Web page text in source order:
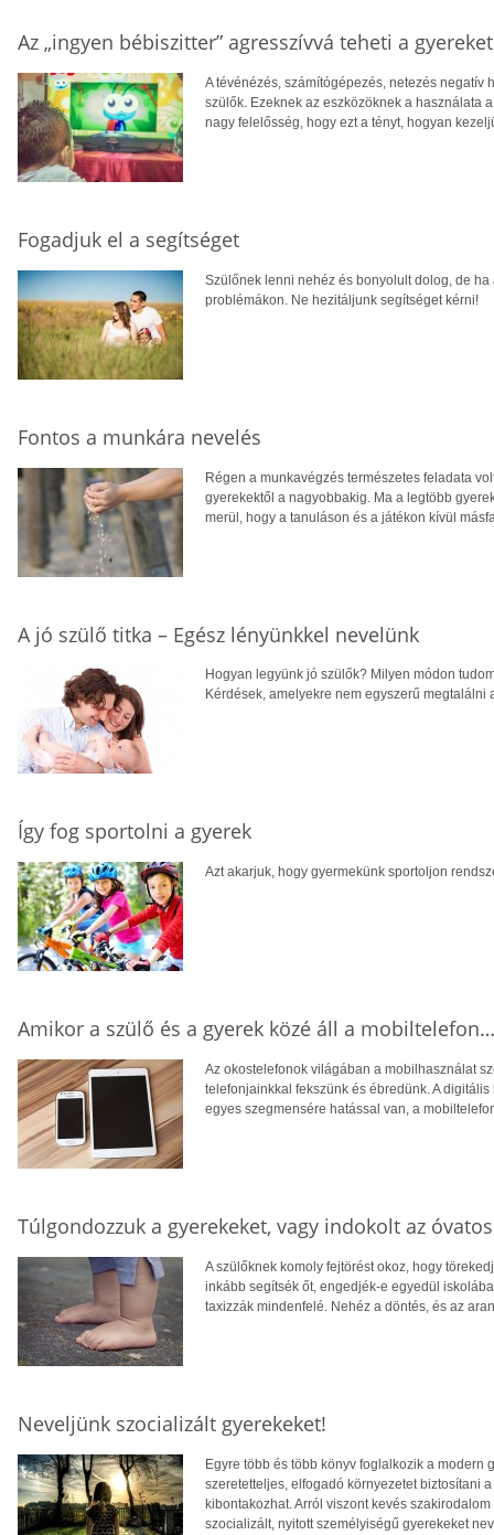
Az „ingyen bébiszitter” agresszívvá teheti a gyereket
A tévénézés, számítógépezés, netezés
szülők. Ezeknek az eszközöknek a használata
nagy felelősség, hogy ezt a tényt, hogyan
Fogadjuk el a segítséget
Szülőnek lenni nehéz és bonyolult dolog, de
problémákon. Ne hezitáljunk segítséget kérni!
Fontos a munkára nevelés
Régen a munkavégzés természetes feladata
gyerekektől a nagyobbakig. Ma a legtöbb
merül, hogy a tanuláson és a játékon kívül
A jó szülő titka – Egész lényünkkel nevelünk
Hogyan legyünk jó szülők? Milyen módon
Kérdések, amelyekre nem egyszerű megtalálni
Így fog sportolni a gyerek
Azt akarjuk, hogy gyermekünk sportoljon
Amikor a szülő és a gyerek közé áll a mobiltelefon…
Az okostelefonok világában a mobilhasználat
telefonjainkkal fekszünk és ébredünk. A
egyes szegmensére hatással van, a
Túlgondozzuk a gyerekeket, vagy indokolt az
A szülőknek komoly fejtörést okoz, hogy
inkább segítsék őt, engedjék-e egyedül
taxizzák mindenfelé. Nehéz a döntés, és az
Neveljünk szocializált gyerekeket!
Egyre több és több könyv foglalkozik a
szeretetteljes, elfogadó környezetet biztosítani
kibontakozhat. Arról viszont kevés
szocializált, nyitott személyiségű gyerekeket